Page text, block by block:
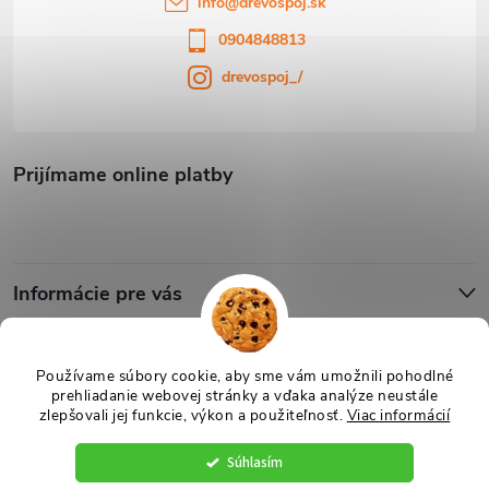
Používame súbory cookie, aby sme vám umožnili pohodlné
prehliadanie webovej stránky a vďaka analýze neustále
zlepšovali jej funkcie, výkon a použiteľnosť. Viac informácií
Súhlasím
Prijímame online platby
0904848813
drevospoj_/
Informácie pre vás
cookies